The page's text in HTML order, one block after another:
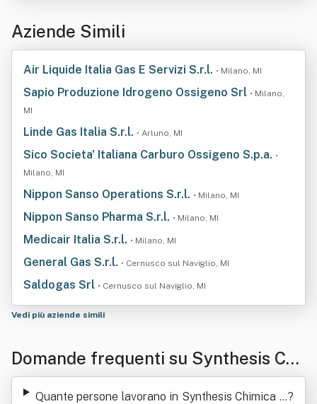
Aziende Simili
Air Liquide Italia Gas E Servizi S.r.l. • Milano, MI
Sapio Produzione Idrogeno Ossigeno Srl • Milano,
MI
Linde Gas Italia S.r.l. • Arluno, MI
Sico Societa' Italiana Carburo Ossigeno S.p.a. •
Milano, MI
Nippon Sanso Operations S.r.l. • Milano, MI
Nippon Sanso Pharma S.r.l. • Milano, MI
Medicair Italia S.r.l. • Milano, MI
General Gas S.r.l. • Cernusco sul Naviglio, MI
Saldogas Srl • Cernusco sul Naviglio, MI
Vedi più aziende simili
Domande frequenti su Synthesis Chi
mica Srl
Quante persone lavorano in Synthesis Chimica S?